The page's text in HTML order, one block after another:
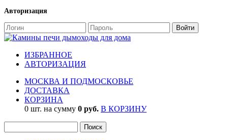
Авторизация
ИЗБРАННОЕ
АВТОРИЗАЦИЯ
МОСКВА И ПОДМОСКОВЬЕ
ДОСТАВКА
КОРЗИНА
0 шт. на сумму 0 руб. В КОРЗИНУ